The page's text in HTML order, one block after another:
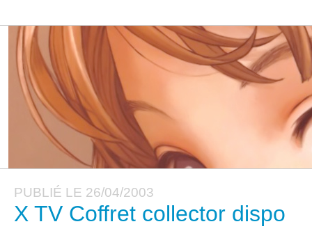
PUBLIÉ LE 26/04/2003
X TV Coffret collector dispo